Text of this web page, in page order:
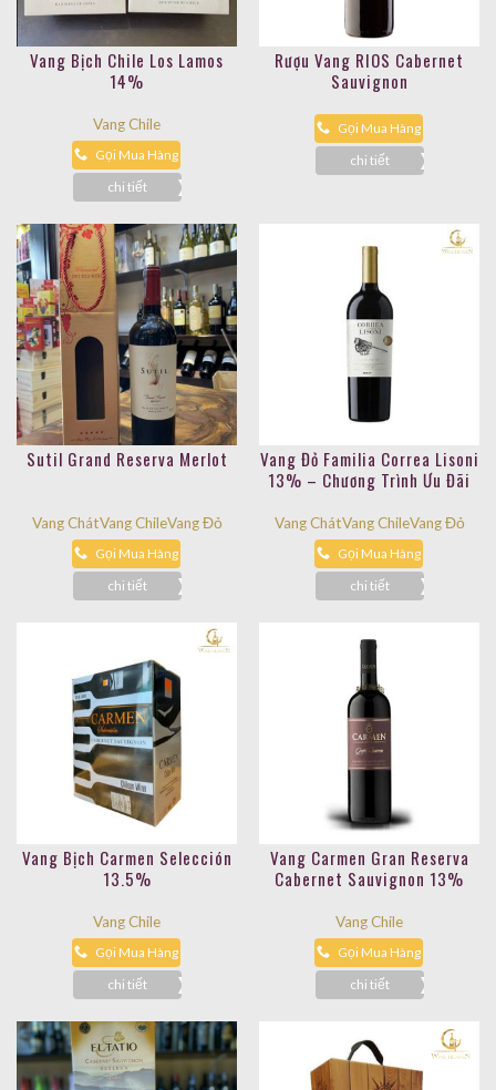
Vang Bịch Chile Los Lamos
14%
Vang Chile
Gọi Mua Hàng
chi tiết
Rượu Vang RIOS Cabernet
Sauvignon
Gọi Mua Hàng
chi tiết
Sutil Grand Reserva Merlot
Vang ChátVang ChileVang Đỏ
Gọi Mua Hàng
chi tiết
Vang Đỏ Familia Correa Lisoni
13% – Chương Trình Ưu Đãi
Vang ChátVang ChileVang Đỏ
Gọi Mua Hàng
chi tiết
Vang Bịch Carmen Selección
13.5%
Vang Chile
Gọi Mua Hàng
chi tiết
Vang Carmen Gran Reserva
Cabernet Sauvignon 13%
Vang Chile
Gọi Mua Hàng
chi tiết